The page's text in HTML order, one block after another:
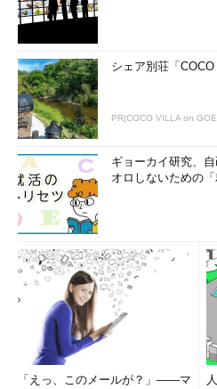
シェア別荘「
PR(COCO VILLA on
ギョーカイ研究、
オロしないための
「えっ、このメールが？」――マ